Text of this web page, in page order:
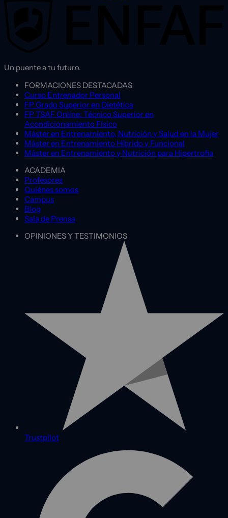
Un puente a tu futuro.
FORMACIONES DESTACADAS
Curso Entrenador Personal
FP Grado Superior en Dietética
FP TSAF Online: Técnico Superior en
Acondicionamiento Físico
Máster en Entrenamiento, Nutrición y Salud en la Mujer
Máster en Entrenamiento Híbrido y Funcional
Máster en Entrenamiento y Nutrición para Hipertrofia
ACADEMIA
Profesores
Quiénes somos
Campus
Blog
Sala de Prensa
OPINIONES Y TESTIMONIOS
Trustpilot